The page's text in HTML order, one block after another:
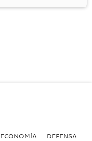
ECONOMÍA DEFENSA